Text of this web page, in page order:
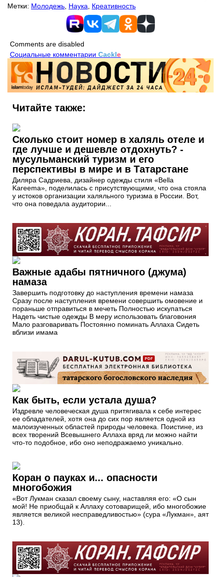
Метки: Молодежь Наука Креативность
Comments are disabled
Социальные комментарии Cackle
Читайте также:
Сколько стоит номер в халяль отеле и
где лучше и дешевле отдохнуть? -
мусульманский туризм и его
перспективы в мире и в Татарстане
Диляра Садриева, дизайнер одежды стиля «Bella
Kareema», поделилась с присутствующими, что она стояла
у истоков организации халяльного туризма в России. Вот,
что она поведала аудитории...
Важные адабы пятничного (джума)
намаза
Завершить подготовку до наступления времени намаза
Сразу после наступления времени совершить омовение и
пораньше отправиться в мечеть Полностью искупаться
Надеть чистые одежды В меру использовать благовония
Мало разговаривать Постоянно поминать Аллаха Сидеть
вблизи имама
Как быть, если устала душа?
Издревле человеческая душа притягивала к себе интерес
ее обладателей, хотя она до сих пор является одной из
малоизученных областей природы человека. Поистине, из
всех творений Всевышнего Аллаха вряд ли можно найти
что-то подобное, ибо оно неподражаемо уникально.
Коран о пауках и... опасности
многобожия
«Вот Лукман сказал своему сыну, наставляя его: «О сын
мой! Не приобщай к Аллаху сотоварищей, ибо многобожие
является великой несправедливостью» (сура «Лукман», аят
13).